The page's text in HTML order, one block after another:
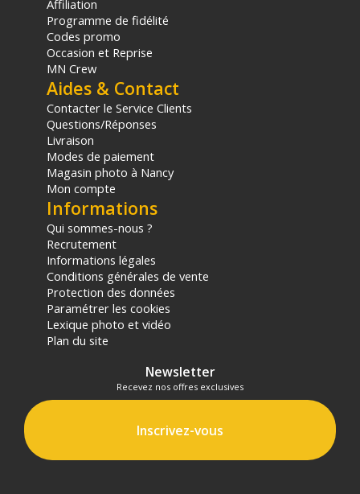
Affiliation
Programme de fidélité
Codes promo
Occasion et Reprise
MN Crew
Aides & Contact
Contacter le Service Clients
Questions/Réponses
Livraison
Modes de paiement
Magasin photo à Nancy
Mon compte
Informations
Qui sommes-nous ?
Recrutement
Informations légales
Conditions générales de vente
Protection des données
Paramétrer les cookies
Lexique photo et vidéo
Plan du site
Newsletter
Recevez nos offres exclusives
Inscrivez-vous